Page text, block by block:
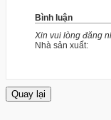
Bình luận
Xin vui lòng đăng
Nhà sản xuất: